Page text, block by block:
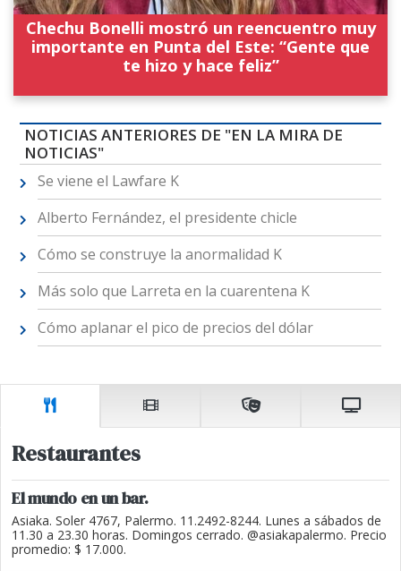
Chechu Bonelli mostró un reencuentro muy
importante en Punta del Este: “Gente que
te hizo y hace feliz”
NOTICIAS ANTERIORES DE "EN LA MIRA DE
NOTICIAS"
Se viene el Lawfare K
Alberto Fernández, el presidente chicle
Cómo se construye la anormalidad K
Más solo que Larreta en la cuarentena K
Cómo aplanar el pico de precios del dólar
Restaurantes
El mundo en un bar.
Asiaka. Soler 4767, Palermo. 11.2492-8244. Lunes a sábados de
11.30 a 23.30 horas. Domingos cerrado. @asiakapalermo. Precio
promedio: $ 17.000.